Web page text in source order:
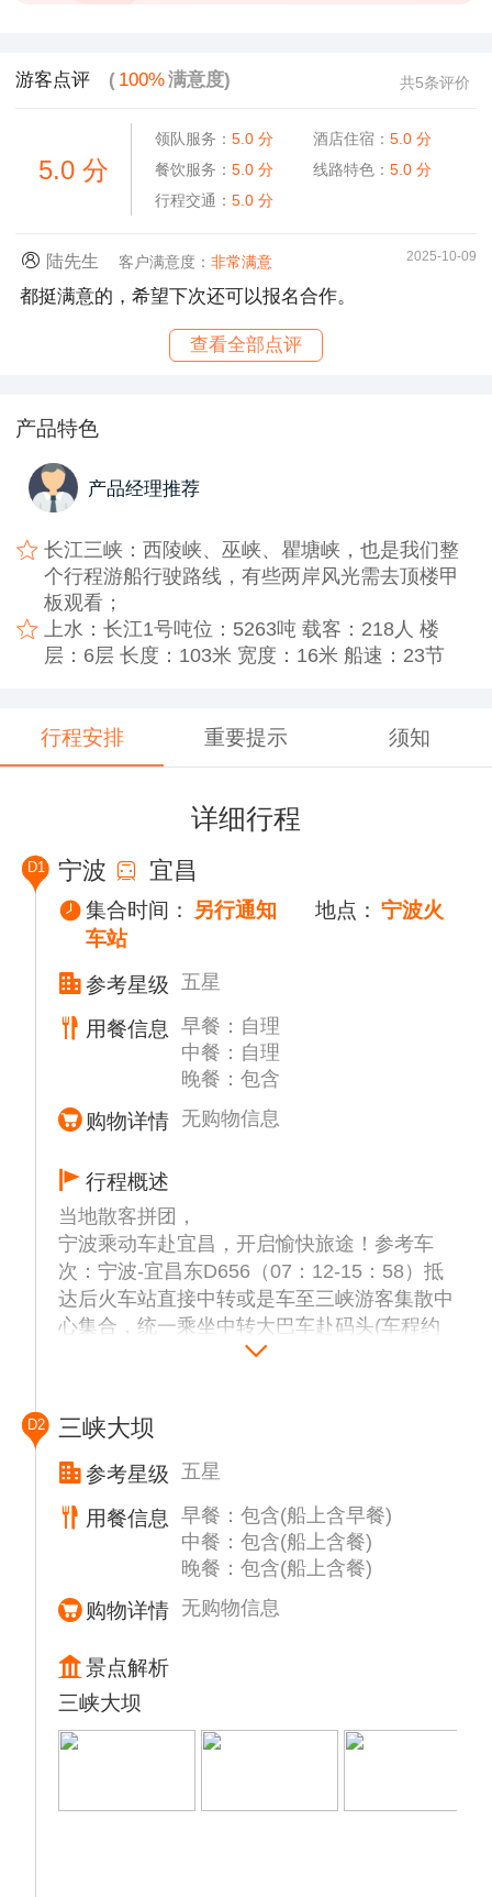
游客点评 ( 100%满意度) 共5条评价
5.0分
领队服务：5.0 分 酒店住宿：5.0 分
餐饮服务：5.0 分 线路特色：5.0 分
行程交通：5.0 分
陆先生 客户满意度：非常满意 2025-10-09
都挺满意的，希望下次还可以报名合作。
查看全部点评
产品特色
产品经理推荐
长江三峡：西陵峡、巫峡、瞿塘峡，也是我们整
个行程游船行驶路线，有些两岸风光需去顶楼甲
板观看；
上水：长江1号吨位：5263吨 载客：218人 楼
层：6层 长度：103米 宽度：16米 船速：23节
行程安排 重要提示 须知
详细行程
D1 宁波 宜昌
集合时间： 另行通知 地点： 宁波火
车站
参考星级
五星
用餐信息
早餐：自理
中餐：自理
晚餐：包含
购物详情 无购物信息
行程概述
当地散客拼团，
宁波乘动车赴宜昌，开启愉快旅途！参考车
次：宁波-宜昌东D656（07：12-15：58）抵
达后火车站直接中转或是车至三峡游客集散中
心集合，统一乘坐中转大巴车赴码头(车程约
1.5小时)登船入住★★★★★-【长江壹号】
D2 三峡大坝
参考星级 五星
用餐信息
早餐：包含(船上含早餐)
中餐：包含(船上含餐)
晚餐：包含(船上含餐)
购物详情 无购物信息
景点解析
三峡大坝